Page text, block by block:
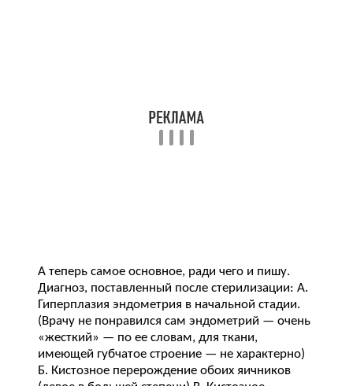
А теперь самое основное, ради чего и пишу.
Диагноз, поставленный после стерилизации: А.
Гиперплазия эндометрия в начальной стадии.
(Врачу не понравился сам эндометрий — очень
«жесткий» — по ее словам, для ткани,
имеющей губчатое строение — не характерно)
Б. Кистозное перерождение обоих яичников